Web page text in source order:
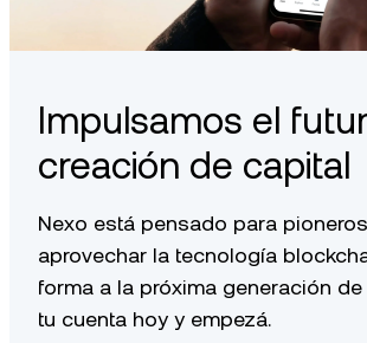
Impulsamos el
creación de capital
Nexo está pensado para
aprovechar la tecnología
forma a la próxima generación de
tu cuenta hoy y empezá.